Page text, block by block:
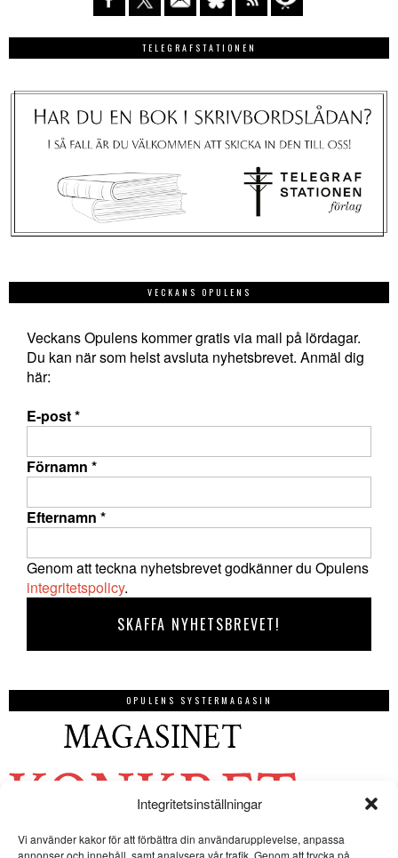
Integritetsinställningar
Vi använder kakor för att förbättra din användarupplevelse, anpassa
annonser och innehåll, samt analysera vår trafik. Genom att trycka på
TELEGRAFSTATIONEN
VECKANS OPULENS
Veckans Opulens kommer gratis via mail på lördagar.
Du kan när som helst avsluta nyhetsbrevet. Anmäl dig
här:
E-post*
Förnamn *
Efternamn *
Genom att teckna nyhetsbrevet godkänner du Opulens
integritetspolicy.
OPULENS SYSTERMAGASIN